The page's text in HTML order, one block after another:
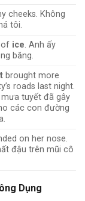
cheeks. Không
tôi.
of ice. Anh ấy
băng.
brought more
roads last night.
tuyết đã gây
các con đường
on her nose.
đậu trên mũi cô
Dụng